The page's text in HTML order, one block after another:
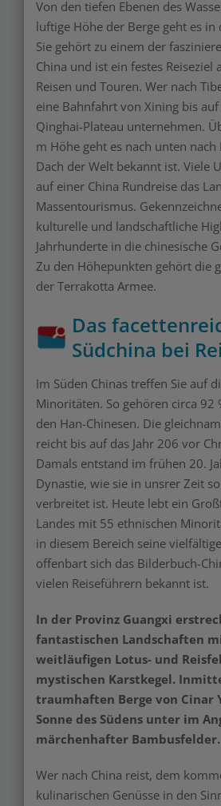
Von den tiefen Ebenen des
luftige Höhe der Berge geht es in
Sie gehört zu einem der
China und ist ein festes Reiseziel
Reisen und Touren. Wer nach
eine Bahnfahrt von Xining bis auf
Qinghai-Plateau unternehmen.
m Höhe geht es nach unten nach
Dach der Welt bekannt ist. Viele
auf einer China Rundreise das
Massentourismus.
kulturelle und landschaftliche
Jahrhunderte in die chinesische
Zu den Höhepunkten gehört die
der Terrakotta Armee.
Das
Südchina bei
Im Süden Chinas treffen Sie auf
Minoritäten. So gehören circa 92
den Han-Chinesen. Die
reicht bis auf das Jahr 206 vor
Damals entstand im frühen 20.
Dynastie, wie sie in unsrer Zeit
verbreitet ist. Heute lebt ein
Landes mit 55 ethnischen
in diesem Bereich seine
offenbart sich das Bilderbuch-
vielen Reiseführern bekannt ist.
In der Provinz Guangxi
fantastischen Landschaften
weitläufigen Lotus- und
mystischen Karstkegel.
traumhaften Berge von Cinar
Sonne des Südens unter im
märchenhafter Bambusfelder.
Wer nach China reist, dem
kulinarischen Genüsse in den